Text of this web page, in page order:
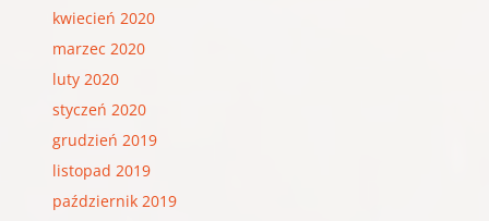
kwiecień 2020
marzec 2020
luty 2020
styczeń 2020
grudzień 2019
listopad 2019
październik 2019